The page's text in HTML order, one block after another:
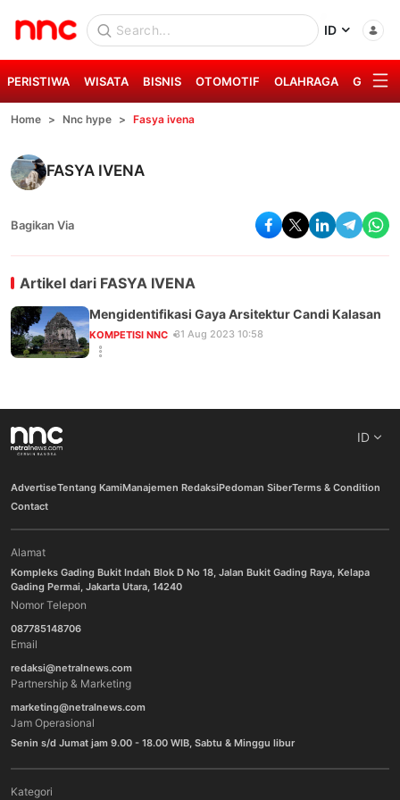
ID
PERISTIWA WISATA BISNIS OTOMOTIF OLAHRAGA GAYA
Home Nnc hype Fasya ivena
FASYA IVENA
Bagikan Via
Artikel dari FASYA IVENA
Mengidentifikasi Gaya Arsitektur Candi Kalasan
KOMPETISI NNC 31 Aug 2023 10:58
ID
AdvertiseTentang KamiManajemen RedaksiPedoman SiberTerms & Condition
Contact
Alamat
Kompleks Gading Bukit Indah Blok D No 18, Jalan Bukit Gading Raya, Kelapa
Gading Permai, Jakarta Utara, 14240
Nomor Telepon
087785148706
Email
redaksi@netralnews.com
Partnership & Marketing
marketing@netralnews.com
Jam Operasional
Senin s/d Jumat jam 9.00 - 18.00 WIB, Sabtu & Minggu libur
Kategori